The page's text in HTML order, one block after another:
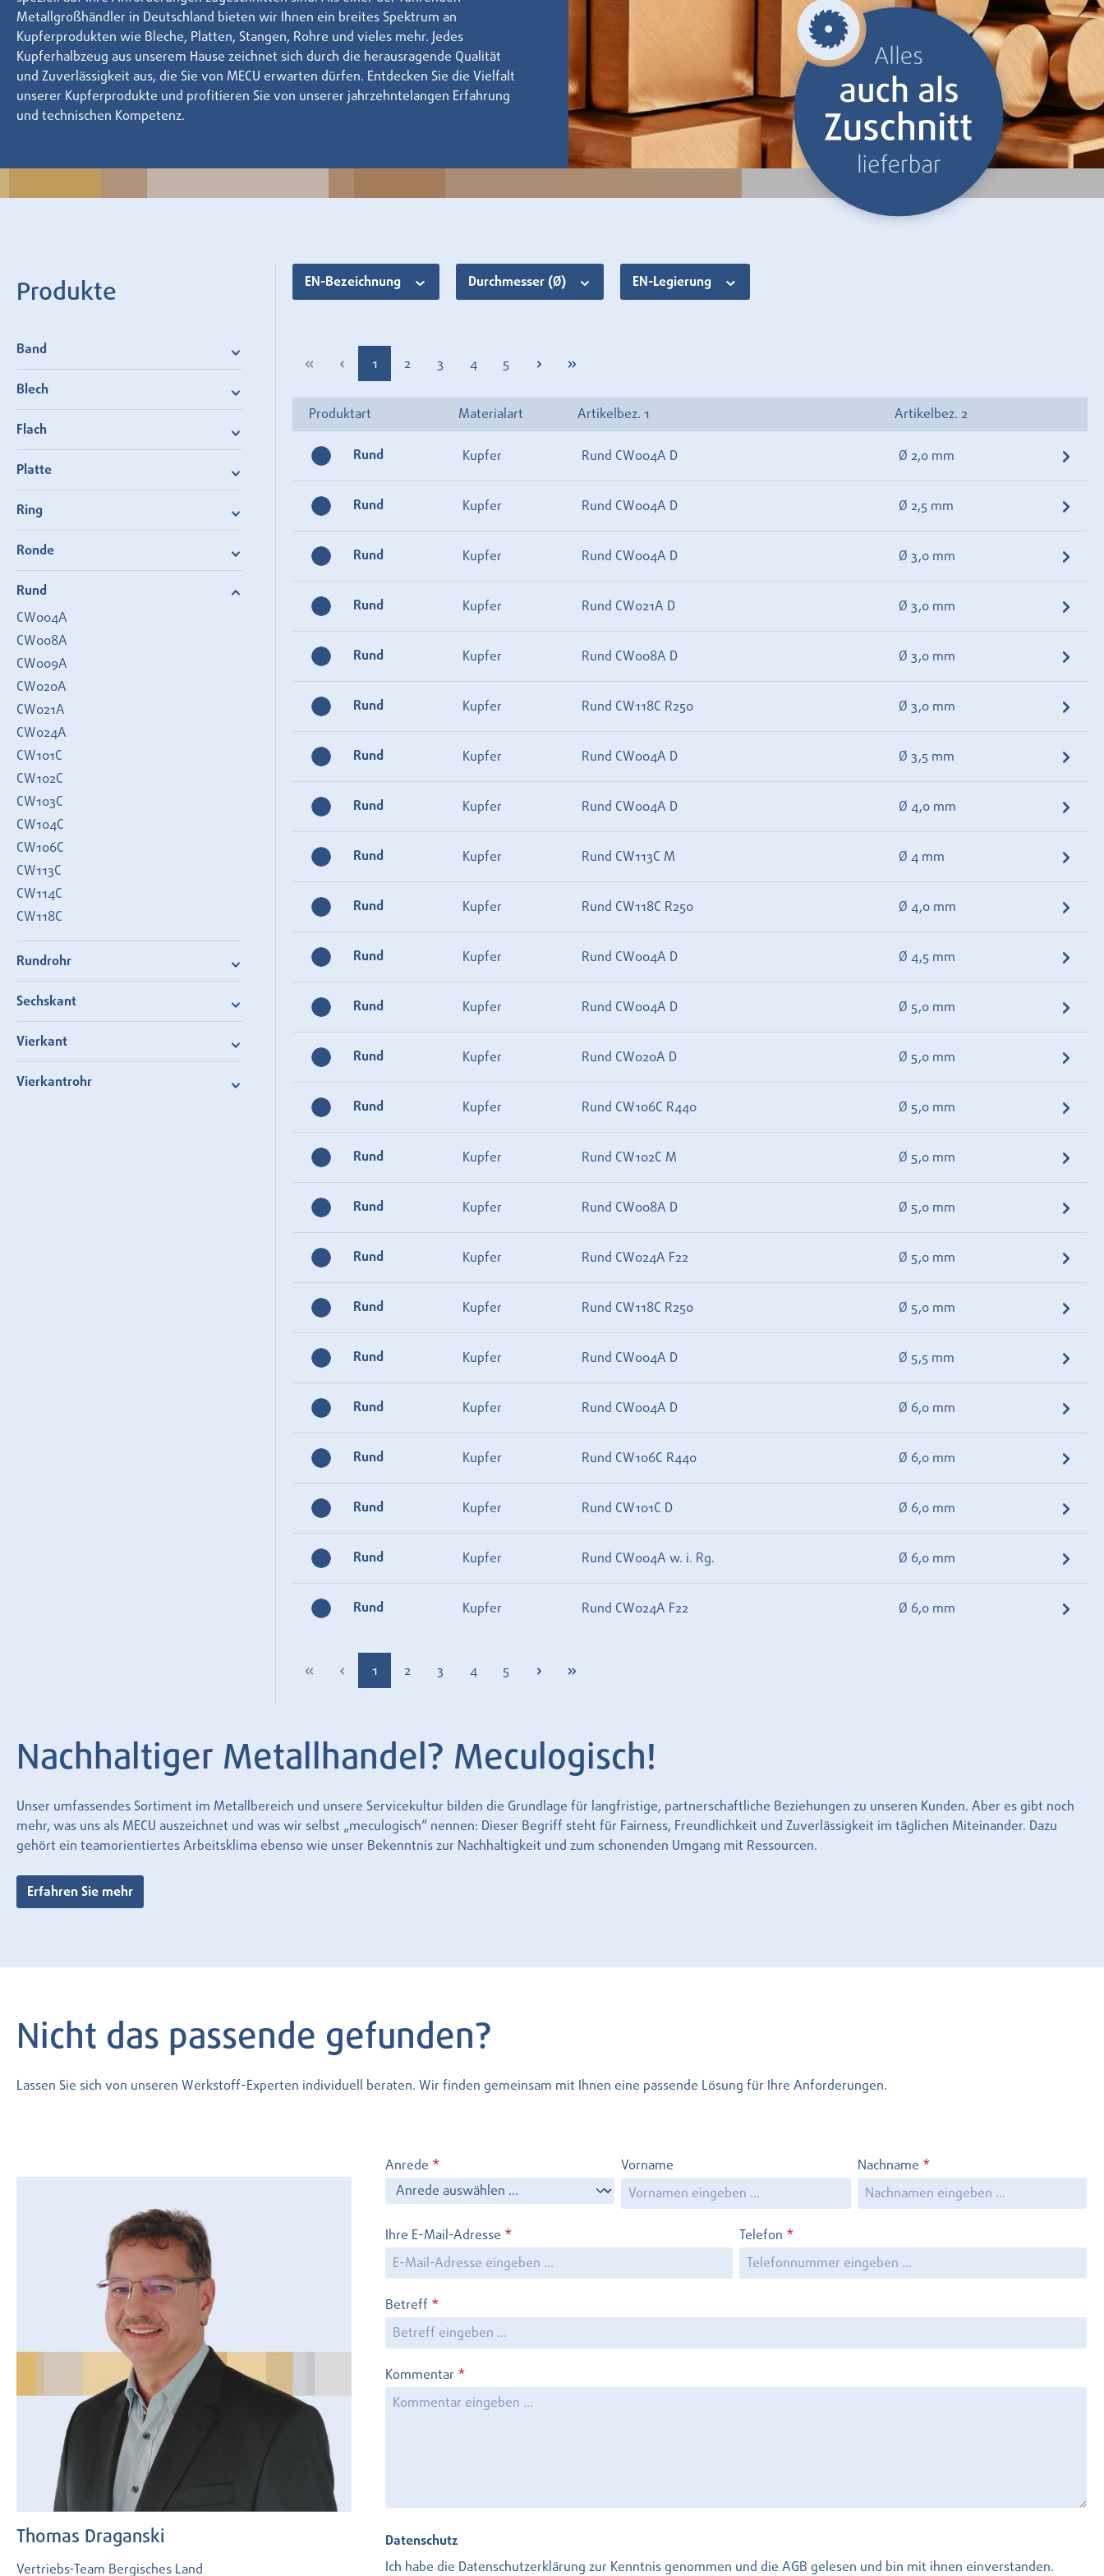
Metallgroßhändler in Deutschland bieten wir Ihnen ein breites Spektrum an
Kupferprodukten wie Bleche, Platten, Stangen, Rohre und vieles mehr. Jedes
Kupferhalbzeug aus unserem Hause zeichnet sich durch die herausragende Qualität
und Zuverlässigkeit aus, die Sie von MECU erwarten dürfen. Entdecken Sie die Vielfalt
unserer Kupferprodukte und profitieren Sie von unserer jahrzehntelangen Erfahrung
und technischen Kompetenz.
Produkte
Band
Blech
Flach
Platte
Ring
Ronde
Rund
CW004A
CW008A
CW009A
CW020A
CW021A
CW024A
CW101C
CW102C
CW103C
CW104C
CW106C
CW113C
CW114C
CW118C
Rundrohr
Sechskant
Vierkant
Vierkantrohr
EN-Bezeichnung Durchmesser (Ø) EN-Legierung
Seite
1 Seite
2 Seite
3 Seite
4 Seite
5
Produktart Materialart Artikelbez. 1 Artikelbez. 2
Rund Kupfer Rund CW004A D Ø 2,0 mm
Rund Kupfer Rund CW004A D Ø 2,5 mm
Rund Kupfer Rund CW004A D Ø 3,0 mm
Rund Kupfer Rund CW021A D Ø 3,0 mm
Rund Kupfer Rund CW008A D Ø 3,0 mm
Rund Kupfer Rund CW118C R250 Ø 3,0 mm
Rund Kupfer Rund CW004A D Ø 3,5 mm
Rund Kupfer Rund CW004A D Ø 4,0 mm
Rund Kupfer Rund CW113C M Ø 4 mm
Rund Kupfer Rund CW118C R250 Ø 4,0 mm
Rund Kupfer Rund CW004A D Ø 4,5 mm
Rund Kupfer Rund CW004A D Ø 5,0 mm
Rund Kupfer Rund CW020A D Ø 5,0 mm
Rund Kupfer Rund CW106C R440 Ø 5,0 mm
Rund Kupfer Rund CW102C M Ø 5,0 mm
Rund Kupfer Rund CW008A D Ø 5,0 mm
Rund Kupfer Rund CW024A F22 Ø 5,0 mm
Rund Kupfer Rund CW118C R250 Ø 5,0 mm
Rund Kupfer Rund CW004A D Ø 5,5 mm
Rund Kupfer Rund CW004A D Ø 6,0 mm
Rund Kupfer Rund CW106C R440 Ø 6,0 mm
Rund Kupfer Rund CW101C D Ø 6,0 mm
Rund Kupfer Rund CW004A w. i. Rg. Ø 6,0 mm
Rund Kupfer Rund CW024A F22 Ø 6,0 mm
Seite
1 Seite
2 Seite
3 Seite
4 Seite
5
Nachhaltiger Metallhandel? Meculogisch!
Unser umfassendes Sortiment im Metallbereich und unsere Servicekultur bilden die Grundlage für langfristige, partnerschaftliche Beziehungen zu unseren Kunden. Aber es gibt noch
mehr, was uns als MECU auszeichnet und was wir selbst „meculogisch“ nennen: Dieser Begriff steht für Fairness, Freundlichkeit und Zuverlässigkeit im täglichen Miteinander. Dazu
gehört ein teamorientiertes Arbeitsklima ebenso wie unser Bekenntnis zur Nachhaltigkeit und zum schonenden Umgang mit Ressourcen.
Erfahren Sie mehr
Nicht das passende gefunden?
Lassen Sie sich von unseren Werkstoff-Experten individuell beraten. Wir finden gemeinsam mit Ihnen eine passende Lösung für Ihre Anforderungen.
Thomas Draganski
Vertriebs-Team Bergisches Land
Anrede * Vorname Nachname *
Ihre E-Mail-Adresse * Telefon *
Betreff *
Kommentar *
Datenschutz
Ich habe die Datenschutzerklärung zur Kenntnis genommen und die AGB gelesen und bin mit ihnen einverstanden.